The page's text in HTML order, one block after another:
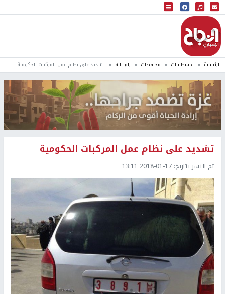
البث المباشر
إذاعة النجاح
الرئيسية فلسطينيات محافظات رام الله تشديد على نظام عمل المركبات الحكومية
تشديد على نظام عمل المركبات الحكومية
تم النشر بتاريخ: 2018-01-17 13:11